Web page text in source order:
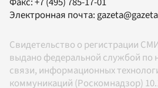
Электронная почта:
Свидетельство о регистрации
выдано федеральной службой по
связи, информационных
коммуникаций (Роскомнадзор)